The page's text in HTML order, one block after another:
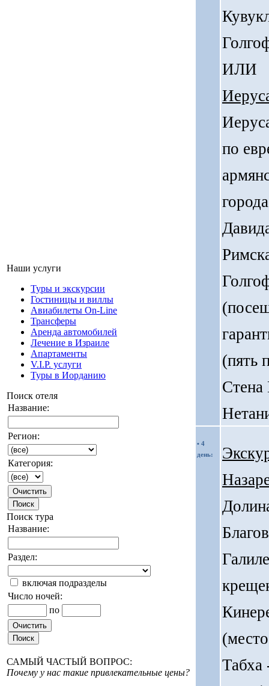
Наши услуги
Туры и экскурсии
Гостиницы и виллы
Авиабилеты On-Line
Трансферы
Аренда автомобилей
Лечение в Израиле
Aпартаменты
V.I.P. услуги
Туры в Иорданию
Поиск отеля
Название:
Регион:
Категория:
Поиск тура
Название:
Раздел:
включая подразделы
Число ночей:
по
САМЫЙ ЧАСТЫЙ ВОПРОС:
Почему у нас такие привлекательные цены?
ИЛИ
по
(пять
Стена
• 4
день: